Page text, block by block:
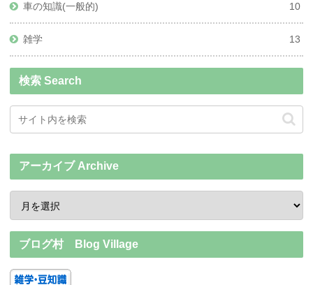
車の知識(一般的) 10
雑学 13
検索 Search
アーカイブ Archive
ブログ村 Blog Village